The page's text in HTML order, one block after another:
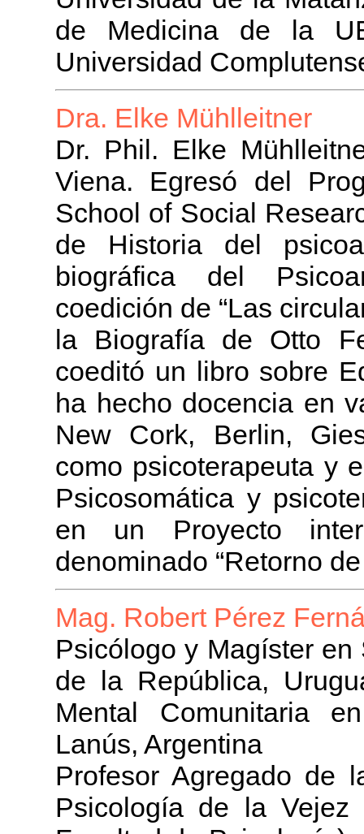
de Medicina de la
Universidad
Dra. Elke Mühlleitner
Dr. Phil. Elke
Viena. Egresó del
School of Social
de Historia del
biográfica del
coedición de “Las
la Biografía de Otto
coeditó un libro sobre
ha hecho docencia en
New Cork, Berlin,
como psicoterapeuta y
Psicosomática y
en un Proyecto
denominado “Retorno
Mag. Robert Pérez
Psicólogo y Magíster
de la República,
Mental Comunitaria
Lanús, Argentina
Profesor Agregado de
Psicología de la Vejez